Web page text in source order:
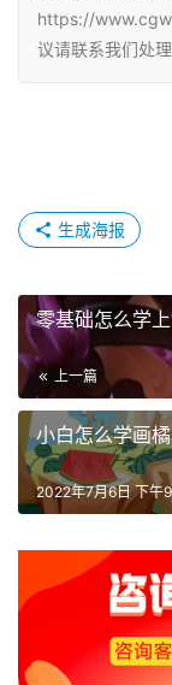
https://
议请联系我们处理
生成海报
零基础怎么学
上一篇
小白怎么学画
2022年7月6日 下午